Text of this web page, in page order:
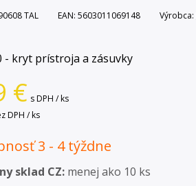
TAL EAN: 5603011069148 Výrobca:
- kryt prístroja a zásuvky
€ s DPH / ks
DPH / ks
3 - 4 týždne
sklad CZ: menej ako 10 ks